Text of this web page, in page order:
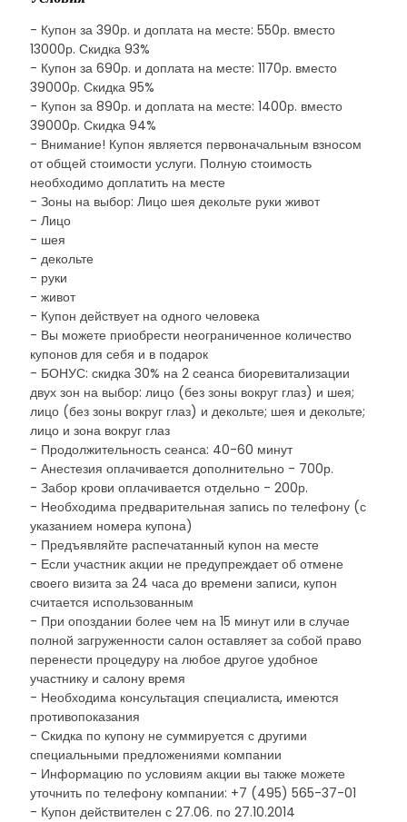
- Купон за 390р. и доплата на месте: 550р. вместо
13000р. Скидка 93%
- Купон за 690р. и доплата на месте: 1170р. вместо
39000р. Скидка 95%
- Купон за 890р. и доплата на месте: 1400р. вместо
39000р. Скидка 94%
- Внимание! Купон является первоначальным взносом
от общей стоимости услуги. Полную стоимость
необходимо доплатить на месте
- Зоны на выбор: Лицо шея декольте руки живот
- Лицо
- шея
- декольте
- руки
- живот
- Купон действует на одного человека
- Вы можете приобрести неограниченное количество
купонов для себя и в подарок
- БОНУС: скидка 30% на 2 сеанса биоревитализации
двух зон на выбор: лицо (без зоны вокруг глаз) и шея;
лицо (без зоны вокруг глаз) и декольте; шея и декольте;
лицо и зона вокруг глаз
- Продолжительность сеанса: 40-60 минут
- Анестезия оплачивается дополнительно - 700р.
- Забор крови оплачивается отдельно - 200р.
- Необходима предварительная запись по телефону (с
указанием номера купона)
- Предъявляйте распечатанный купон на месте
- Если участник акции не предупреждает об отмене
своего визита за 24 часа до времени записи, купон
считается использованным
- При опоздании более чем на 15 минут или в случае
полной загруженности салон оставляет за собой право
перенести процедуру на любое другое удобное
участнику и салону время
- Необходима консультация специалиста, имеются
противопоказания
- Скидка по купону не суммируется с другими
специальными предложениями компании
- Информацию по условиям акции вы также можете
уточнить по телефону компании: +7 (495) 565-37-01
- Купон действителен с 27.06. по 27.10.2014